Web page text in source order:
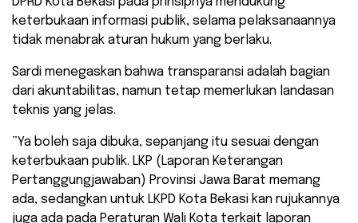
keterbukaan informasi publik, selama pelaksanaannya
tidak menabrak aturan hukum yang berlaku.
Sardi menegaskan bahwa transparansi adalah bagian
dari akuntabilitas, namun tetap memerlukan landasan
teknis yang jelas.
​”Ya boleh saja dibuka, sepanjang itu sesuai dengan
keterbukaan publik. LKP (Laporan Keterangan
Pertanggungjawaban) Provinsi Jawa Barat memang
ada, sedangkan untuk LKPD Kota Bekasi kan rujukannya
juga ada pada Peraturan Wali Kota terkait laporan